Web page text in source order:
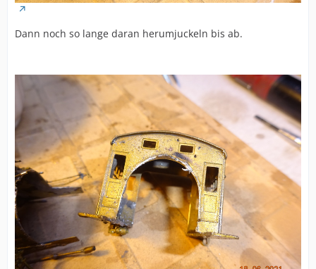
Dann noch so lange daran herumjuckeln bis ab.